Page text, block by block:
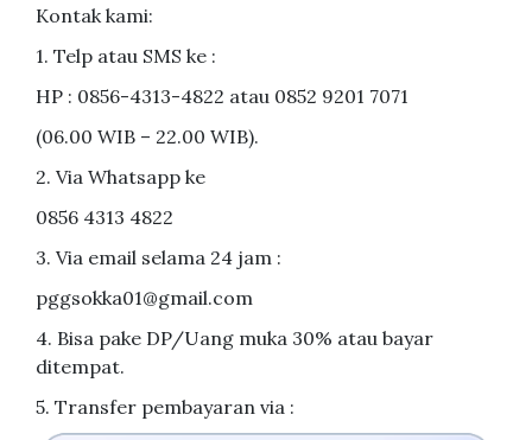
Kontak kami:
1. Telp atau SMS ke :
HP : 0856-4313-4822 atau 0852 9201 7071
(06.00 WIB – 22.00 WIB).
2. Via Whatsapp ke
0856 4313 4822
3. Via email selama 24 jam :
pggsokka01@gmail.com
4. Bisa pake DP/Uang muka 30% atau bayar
ditempat.
5. Transfer pembayaran via :